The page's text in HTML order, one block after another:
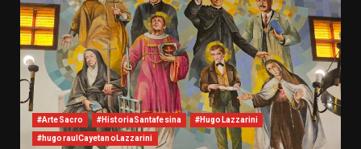
#ArteSacro #HistoriaSantafesina #HugoLazzarini
#hugoraulCayetanoLazzarini